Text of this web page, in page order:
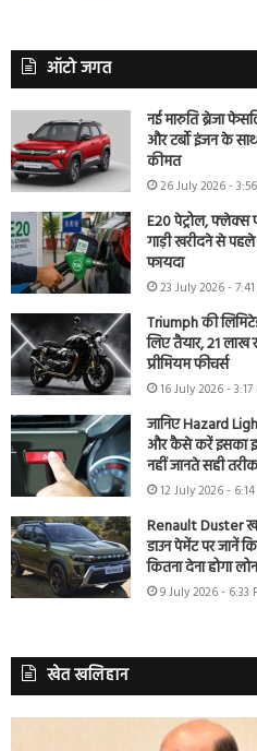
ऑटो जगत
नई मारुति ब्रेजा
और टर्बो इंजन के
कीमत
26 July 2026 -
E20 पेट्रोल, फ्लेक्स
गाड़ी खरीदने से
फायदा
23 July 2026 -
Triumph की
लिए तैयार, 21
प्रीमियम फीचर्स
16 July 2026 - 3:17
जानिए Hazard
और कैसे करें इसका
नहीं जानते सही
12 July 2026 -
Renault Duster
डाउन पेमेंट पर जानें
कितना देना होगा
9 July 2026 - 6:33
खेत खलिहान